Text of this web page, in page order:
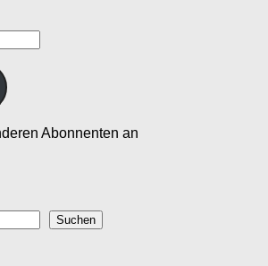
Abonnenten an
Suchen